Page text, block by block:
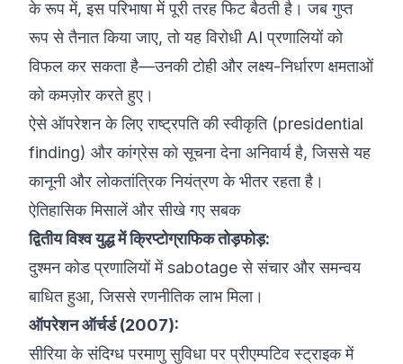
के रूप में, इस परिभाषा में पूरी तरह फिट बैठती है। जब गुप्त
रूप से तैनात किया जाए, तो यह विरोधी AI प्रणालियों को
विफल कर सकता है—उनकी टोही और लक्ष्य-निर्धारण क्षमताओं
को कमज़ोर करते हुए।
ऐसे ऑपरेशन के लिए राष्ट्रपति की स्वीकृति (presidential
finding) और कांग्रेस को सूचना देना अनिवार्य है, जिससे यह
कानूनी और लोकतांत्रिक नियंत्रण के भीतर रहता है।
ऐतिहासिक मिसालें और सीखे गए सबक
द्वितीय विश्व युद्ध में क्रिप्टोग्राफिक तोड़फोड़:
दुश्मन कोड प्रणालियों में sabotage से संचार और समन्वय
बाधित हुआ, जिससे रणनीतिक लाभ मिला।
ऑपरेशन ऑर्चर्ड (2007):
सीरिया के संदिग्ध परमाणु सुविधा पर प्रीएम्पटिव स्ट्राइक में